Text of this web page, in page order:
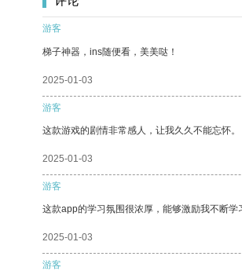
游客
梯子神器，ins随便看，美美哒！
2025-01-03
游客
这款游戏的剧情非常感人，让我久久不能忘怀。
2025-01-03
游客
这款app的学习氛围很浓厚，能够激励我不断学
2025-01-03
游客